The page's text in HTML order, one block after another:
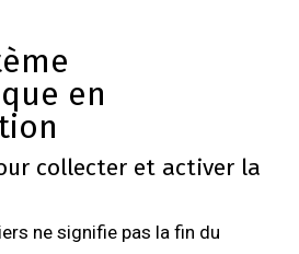
en
collecter et activer la
ne signifie pas la fin du